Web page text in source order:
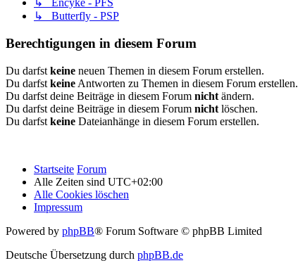
↳ Encyke - PFS
↳ Butterfly - PSP
Berechtigungen in diesem Forum
Du darfst keine neuen Themen in diesem Forum erstellen.
Du darfst keine Antworten zu Themen in diesem Forum erstellen.
Du darfst deine Beiträge in diesem Forum nicht ändern.
Du darfst deine Beiträge in diesem Forum nicht löschen.
Du darfst keine Dateianhänge in diesem Forum erstellen.
Startseite Forum
Alle Zeiten sind UTC+02:00
Alle Cookies löschen
Impressum
Powered by phpBB® Forum Software © phpBB Limited
Deutsche Übersetzung durch phpBB.de